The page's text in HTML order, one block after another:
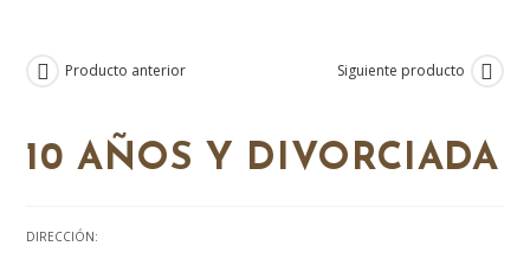
Producto anterior Siguiente producto
10 AÑOS Y DIVORCIADA
DIRECCIÓN: